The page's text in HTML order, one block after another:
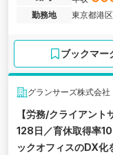
勤務地
東京都港区
ブックマー
グランサーズ株式会社
【労務/クライアン
128日／育休取得率
ックオフィスのDX化